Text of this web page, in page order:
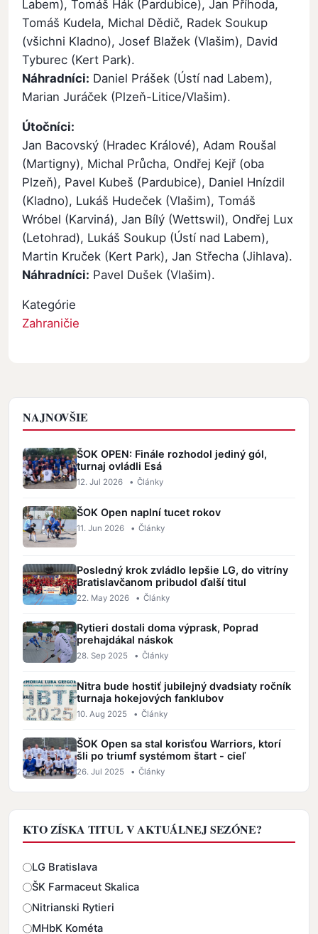
Labem), Tomáš Hák (Pardubice), Jan Příhoda,
Tomáš Kudela, Michal Dědič, Radek Soukup
(všichni Kladno), Josef Blažek (Vlašim), David
Tyburec (Kert Park).
Náhradníci: Daniel Prášek (Ústí nad Labem),
Marian Juráček (Plzeň-Litice/Vlašim).
Útočníci:
Jan Bacovský (Hradec Králové), Adam Roušal
(Martigny), Michal Průcha, Ondřej Kejř (oba
Plzeň), Pavel Kubeš (Pardubice), Daniel Hnízdil
(Kladno), Lukáš Hudeček (Vlašim), Tomáš
Wróbel (Karviná), Jan Bílý (Wettswil), Ondřej Lux
(Letohrad), Lukáš Soukup (Ústí nad Labem),
Martin Kruček (Kert Park), Jan Střecha (Jihlava).
Náhradníci: Pavel Dušek (Vlašim).
Kategórie
Zahraničie
NAJNOVŠIE
ŠOK OPEN: Finále rozhodol jediný gól,
turnaj ovládli Esá
12. Jul 2026 • Články
ŠOK Open naplní tucet rokov
11. Jun 2026 • Články
Posledný krok zvládlo lepšie LG, do vitríny
Bratislavčanom pribudol ďalší titul
22. May 2026 • Články
Rytieri dostali doma výprask, Poprad
prehajdákal náskok
28. Sep 2025 • Články
Nitra bude hostiť jubilejný dvadsiaty ročník
turnaja hokejových fanklubov
10. Aug 2025 • Články
ŠOK Open sa stal korisťou Warriors, ktorí
šli po triumf systémom štart - cieľ
26. Jul 2025 • Články
KTO ZÍSKA TITUL V AKTUÁLNEJ SEZÓNE?
Odpovede
LG Bratislava
ŠK Farmaceut Skalica
Nitrianski Rytieri
MHbK Kométa